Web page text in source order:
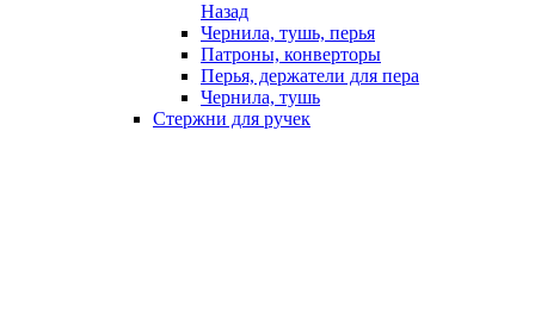
Назад
Чернила, тушь, перья
Патроны, конверторы
Перья, держатели для пера
Чернила, тушь
Стержни для ручек